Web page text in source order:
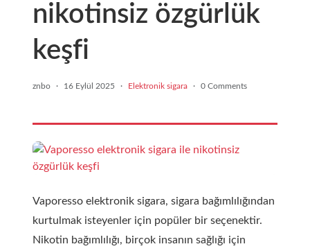
nikotinsiz özgürlük
keşfi
znbo · 16 Eylül 2025 · Elektronik sigara · 0 Comments
Vaporesso elektronik sigara, sigara bağımlılığından
kurtulmak isteyenler için popüler bir seçenektir.
Nikotin bağımlılığı, birçok insanın sağlığı için